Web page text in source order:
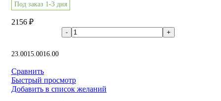
Под заказ 1-3 дня
2156 ₽
23.0015.0016.00
Сравнить
Быстрый просмотр
Добавить в список желаний